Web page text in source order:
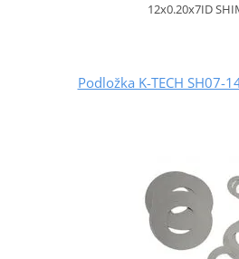
12x0.20x7ID
Podložka K-TECH SH07-